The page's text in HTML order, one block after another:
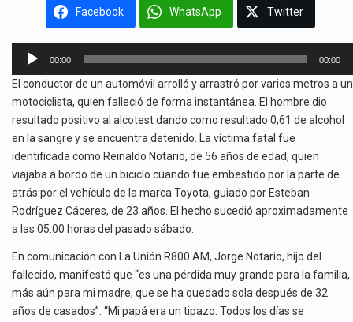
Facebook WhatsApp Twitter
Reproductor
audio
00:00 00:00
El conductor de un automóvil arrolló y arrastró por varios metros a un
motociclista, quien falleció de forma instantánea. El hombre dio
resultado positivo al alcotest dando como resultado 0,61 de alcohol
en la sangre y se encuentra detenido. La víctima fatal fue
identificada como Reinaldo Notario, de 56 años de edad, quien
viajaba a bordo de un biciclo cuando fue embestido por la parte de
atrás por el vehículo de la marca Toyota, guiado por Esteban
Rodríguez Cáceres, de 23 años. El hecho sucedió aproximadamente
a las 05:00 horas del pasado sábado.
En comunicación con La Unión R800 AM, Jorge Notario, hijo del
fallecido, manifestó que “es una pérdida muy grande para la familia,
más aún para mi madre, que se ha quedado sola después de 32
años de casados”. “Mi papá era un tipazo. Todos los días se